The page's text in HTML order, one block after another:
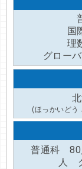
国
理
グロー
(ほっかいどう
普通科 80
人